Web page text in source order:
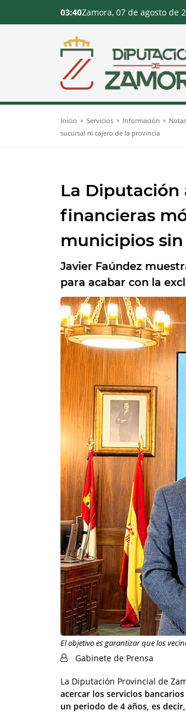
03:40Zamora, 07 de agosto de
Inicio Servicios Información
sucursal ni cajero de la provincia
La Diputación
financieras
municipios
Javier Faúndez
para acabar con la
El objetivo es garantizar que los
Gabinete de Prensa
La Diputación Provincial de
acercar los servicios
un periodo de 4 años, es